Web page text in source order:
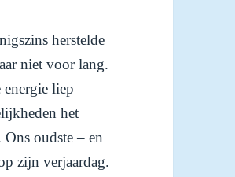
herstelde
niet voor lang.
liep
het
oudste – en
zijn verjaardag.